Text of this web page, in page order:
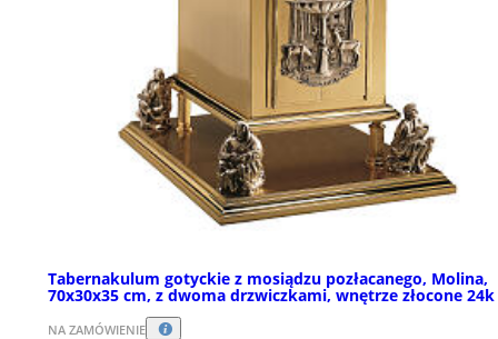
Tabernakulum gotyckie z mosiądzu pozłacanego, Molina,
70x30x35 cm, z dwoma drzwiczkami, wnętrze złocone 24k
NA ZAMÓWIENIE